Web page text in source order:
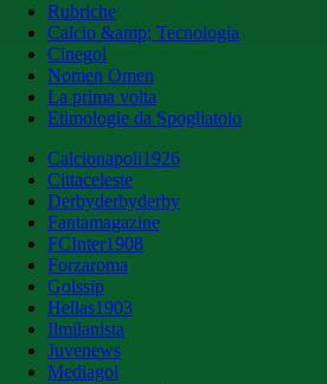
Rubriche
Calcio &amp; Tecnologia
Cinegol
Nomen Omen
La prima volta
Etimologie da Spogliatoio
Calcionapoli1926
Cittaceleste
Derbyderbyderby
Fantamagazine
FCInter1908
Forzaroma
Golssip
Hellas1903
Ilmilanista
Juvenews
Mediagol